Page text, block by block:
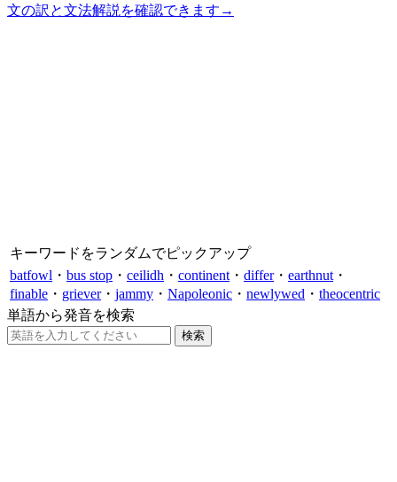
文の訳と文法解説を確認できます →
キーワードをランダムでピックアップ
batfowl ・ bus stop ・ ceilidh ・ continent ・ differ・ earthnut ・
finable ・ griever・ jammy ・ Napoleonic ・ newlywed ・ theocentric
単語から発音を検索